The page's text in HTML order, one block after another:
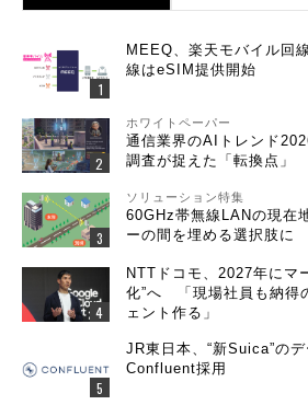
MEEQ、楽天モバイル回
線はeSIM提供開始
ホワイトペーパー
通信業界のAIトレンド
調査が捉えた「転換点」
ソリューション特集
60GHz帯無線LANの現
ーの間を埋める選択肢に
NTTドコモ、2027年にマ
化”へ 「現場社員も納得
ェント作る」
JR東日本、“新Suica”の
Confluent採用